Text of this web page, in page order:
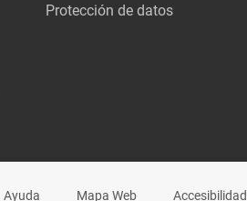
Protección de datos
Ayuda Mapa Web Accesibilidad